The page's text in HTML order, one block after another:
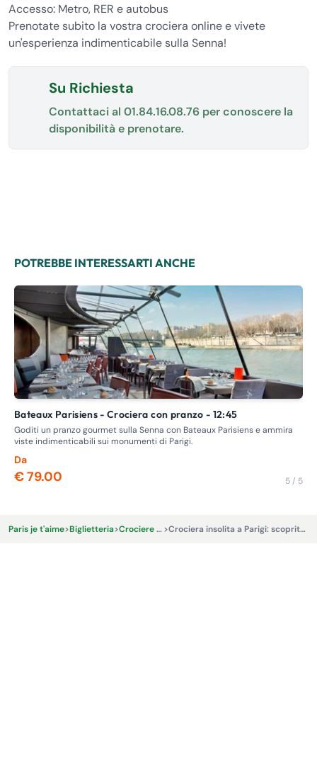
Accesso: Metro, RER e autobus
Prenotate subito la vostra crociera online e vivete
un'esperienza indimenticabile sulla Senna!
Su Richiesta
Contattaci al 01.84.16.08.76 per conoscere la
disponibilità e prenotare.
POTREBBE INTERESSARTI ANCHE
Bateaux Parisiens - Crociera con pranzo - 12:45
Goditi un pranzo gourmet sulla Senna con Bateaux Parisiens e ammira
viste indimenticabili sui monumenti di Parigi.
Da
€ 79.00 5 / 5
Paris je t'aime>Biglietteria> Crociere sulla Senna > Crociera insolita a Parigi: scoprite la Senna con Bateaux de Paris